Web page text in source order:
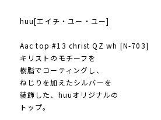
huu[エイチ・ユー・ユー]
Aac top #13 christ QZ wh [N-703]
キリストのモチーフを
樹脂でコーティングし、
ねじりを加えたシルバーを
装飾した、huuオリジナルの
トップ。